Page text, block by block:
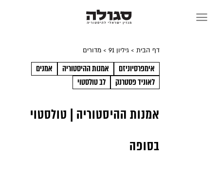
דף הבית> גיליון 91 > מדורים
אימפרסיוניזם אמנות ההיסטוריה
אמנים
לאוניד פסטרנק
לב טולסטוי
אמנות ההיסטוריה | טולסטוי
בסופה